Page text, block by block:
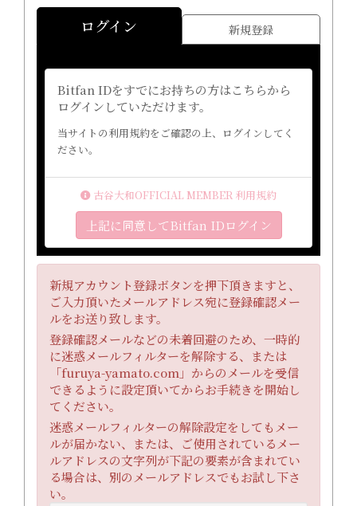
ログイン 新規登録
Bitfan IDをすでにお持ちの方はこちらから
ログインしていただけます。
当サイトの利用規約をご確認の上、ログインしてく
ださい。
古谷大和OFFICIAL MEMBER 利用規約
上記に同意してBitfan IDログイン
新規アカウント登録ボタンを押下頂きますと、
ご入力頂いたメールアドレス宛に登録確認メー
ルをお送り致します。
登録確認メールなどの未着回避のため、一時的
に迷惑メールフィルターを解除する、または
「furuya-yamato.com」からのメールを受信
できるように設定頂いてからお手続きを開始し
てください。
迷惑メールフィルターの解除設定をしてもメー
ルが届かない、または、ご使用されているメー
ルアドレスの文字列が下記の要素が含まれてい
る場合は、別のメールアドレスでもお試し下さ
い。